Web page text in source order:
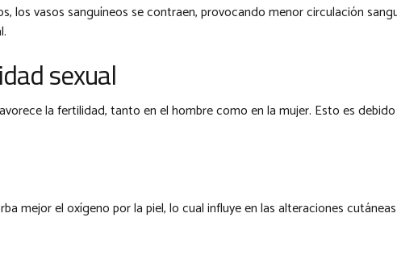
los vasos sanguíneos se contraen, provocando menor circulación
sexual
la fertilidad, tanto en el hombre como en la mujer. Esto es
mejor el oxígeno por la piel, lo cual influye en las alteraciones